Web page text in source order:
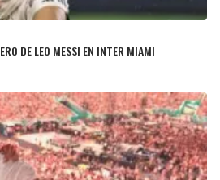
DE LEO MESSI EN INTER MIAMI